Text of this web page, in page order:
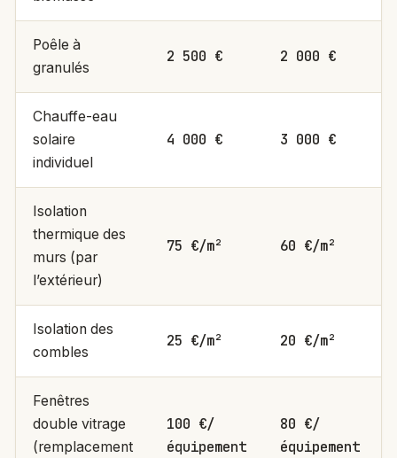
Poêle à
granulés
2 500 € 2 000 €
Chauffe-eau
solaire
individuel
4 000 € 3 000 €
Isolation
thermique des
murs (par
l’extérieur)
75 €/m² 60 €/m²
Isolation des
combles
25 €/m² 20 €/m²
Fenêtres
double vitrage
(remplacement
100 €/
équipement
80 €/
équipement